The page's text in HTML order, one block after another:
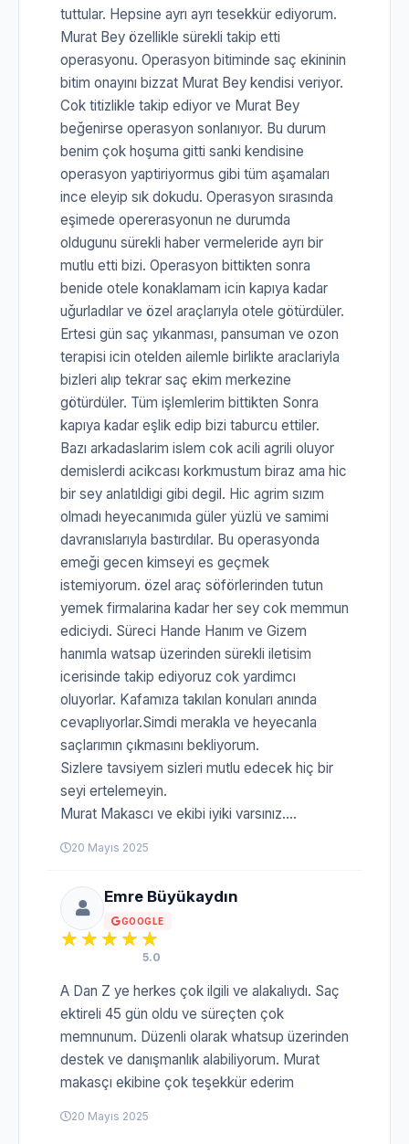
tuttular. Hepsine ayrı ayrı tesekkür ediyorum.
Murat Bey özellikle sürekli takip etti
operasyonu. Operasyon bitiminde saç ekininin
bitim onayını bizzat Murat Bey kendisi veriyor.
Cok titizlikle takip ediyor ve Murat Bey
beğenirse operasyon sonlanıyor. Bu durum
benim çok hoşuma gitti sanki kendisine
operasyon yaptiriyormus gibi tüm aşamaları
ince eleyip sık dokudu. Operasyon sırasında
eşimede opererasyonun ne durumda
oldugunu sürekli haber vermeleride ayrı bir
mutlu etti bizi. Operasyon bittikten sonra
benide otele konaklamam icin kapıya kadar
uğurladılar ve özel araçlarıyla otele götürdüler.
Ertesi gün saç yıkanması, pansuman ve ozon
terapisi icin otelden ailemle birlikte araclariyla
bizleri alıp tekrar saç ekim merkezine
götürdüler. Tüm işlemlerim bittikten Sonra
kapıya kadar eşlik edip bizi taburcu ettiler.
Bazı arkadaslarim islem cok acili agrili oluyor
demislerdi acikcası korkmustum biraz ama hic
bir sey anlatıldigi gibi degil. Hic agrim sızım
olmadı heyecanımıda güler yüzlü ve samimi
davranıslarıyla bastırdılar. Bu operasyonda
emeği gecen kimseyi es geçmek
istemiyorum. özel araç söförlerinden tutun
yemek firmalarina kadar her sey cok memmun
ediciydi. Süreci Hande Hanım ve Gizem
hanımla watsap üzerinden sürekli iletisim
icerisinde takip ediyoruz cok yardimcı
oluyorlar. Kafamıza takılan konuları anında
cevaplıyorlar.Simdi merakla ve heyecanla
saçlarımın çıkmasını bekliyorum.
Sizlere tavsiyem sizleri mutlu edecek hiç bir
seyi ertelemeyin.
Murat Makascı ve ekibi iyiki varsınız....
20 Mayıs 2025
Emre Büyükaydın
GOOGLE
5.0
A Dan Z ye herkes çok ilgili ve alakalıydı. Saç
ektireli 45 gün oldu ve süreçten çok
memnunum. Düzenli olarak whatsup üzerinden
destek ve danışmanlık alabiliyorum. Murat
makasçı ekibine çok teşekkür ederim
20 Mayıs 2025